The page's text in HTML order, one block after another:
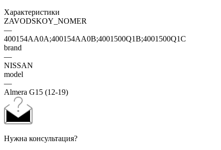
Характеристики
ZAVODSKOY_NOMER
—
400154AA0A;400154AA0B;4001500Q1B;4001500Q1C
brand
—
NISSAN
model
—
Almera G15 (12-19)
Нужна консультация?